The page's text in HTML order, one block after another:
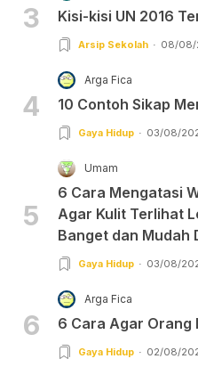
3 Kisi-kisi UN 2016
Arsip Sekolah 08/08/
4
Arga Fica
10 Contoh Sikap
Gaya Hidup 03/08/
5
Umam
6 Cara Mengatasi
Agar Kulit Terlihat
Banget dan Mudah
Gaya Hidup 03/08/
6
Arga Fica
6 Cara Agar Orang
Gaya Hidup 02/08/